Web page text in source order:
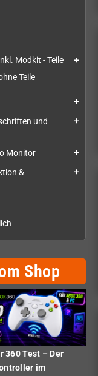
Modkit - Teile
add
Teile
add
und
add
Monitor add
&
add
Shop
360 Test – Der
im